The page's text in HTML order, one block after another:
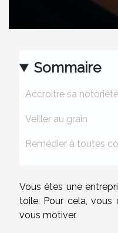
Sommaire
Accroitre sa notoriété
Veiller au grain
Remédier à toutes
Vous êtes une
toile. Pour cela, vous
vous motiver.